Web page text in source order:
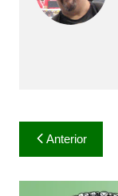
Navegação
de
Post
Anterior